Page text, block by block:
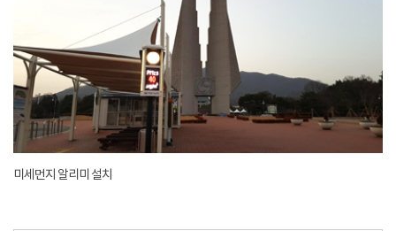
미세먼지 알리미 설치